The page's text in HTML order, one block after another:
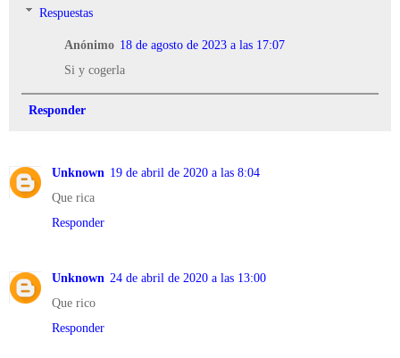
Respuestas
Anónimo 18 de agosto de 2023 a las 17:07
Si y cogerla
Responder
Unknown 19 de abril de 2020 a las 8:04
Que rica
Responder
Unknown 24 de abril de 2020 a las 13:00
Que rico
Responder